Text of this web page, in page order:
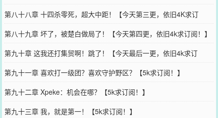
阅！】
第八十八章 十四杀零死，超大中距！【今天第三更，依旧4K求订
阅！】
第八十九章 坏了，被楚白做局了！【今天第四更，依旧4k求订阅！】
第九十章 这我还打集贸啊！跳了！【今天最后一更，依旧4k求订
阅！】
第九十一章 喜欢打一级团？喜欢守护野区？【5k求订阅！】
第九十二章 Xpeke：机会在哪？【5k求订阅！】
第九十三章 我，就是第一！【5k求订阅！】